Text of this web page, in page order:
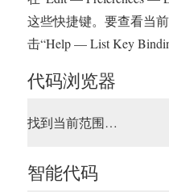
这些快捷键。要查看当
击“Help — List Key
代码浏览器
找到当前范围…
智能代码